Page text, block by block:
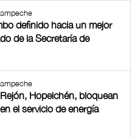
definido hacia un mejor
de la Secretaría de
Hopelchén, bloquean
el servicio de energía